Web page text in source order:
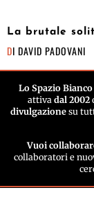
La brutale
DI DAVID PADOVANI
Lo Spazio Bianco
attiva dal 2002
divulgazione su
Vuoi
collaboratori e